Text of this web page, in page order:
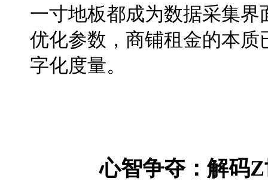
一寸地板都成为数据采集
优化参数，商铺租金的本
字化度量。
心智争夺：解码